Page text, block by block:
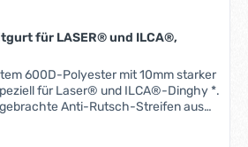
für LASER® und ILCA®,
600D-Polyester mit 10mm starker
für Laser® und ILCA®-Dinghy *.
Anti-Rutsch-Streifen aus
verwendbar, sofern die Länge